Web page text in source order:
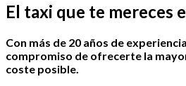
El taxi que te mereces
Con más de 20 años de
compromiso de ofrecerte la
coste posible.